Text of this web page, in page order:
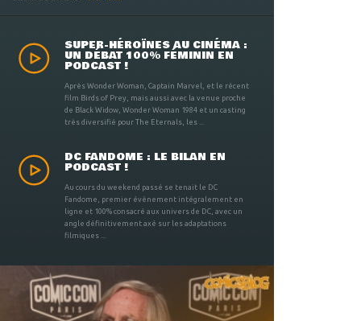
SUPER-HÉROÏNES AU CINÉMA :
UN DÉBAT 100% FÉMININ EN
PODCAST !
Après Wonder Woman, Captain Marvel, et le récent
film Birds of Prey, mais aussi avec la venue proche
de Black Widow, Wonder Woman 1984 et un casting
très diversifié pour The Eternals, les ...
DC FANDOME : LE BILAN EN
PODCAST !
Au cours du weekend passé se tenait le DC
Fandome, premier évènement intégralement en
ligne et 100% consacré aux univers de DC, avec un
angle définitivement axé sur les adaptations
filmiques ...